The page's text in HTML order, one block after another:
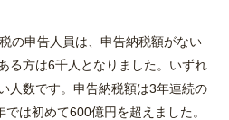
の申告人員は、申告納税額がない
る方は6千人となりました。いずれ
人数です。申告納税額は3年連続の
は初めて600億円を超えました。